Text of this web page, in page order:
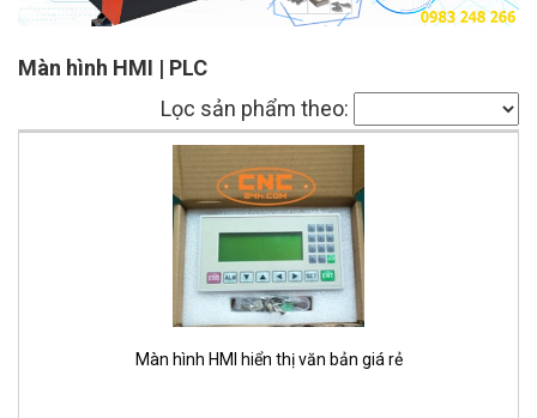
Màn hình HMI | PLC
Lọc sản phẩm theo:
Màn hình HMI hiển thị văn bản giá rẻ